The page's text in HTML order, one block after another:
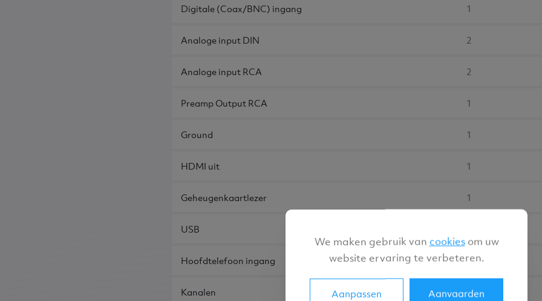
Digitale (Coax/BNC) ingang 1
Analoge input DIN 2
Analoge input RCA 2
Preamp Output RCA 1
Ground 1
HDMI uit 1
Geheugenkaartlezer 1
USB
Hoofdtelefoon ingang 1
Kanalen 2
We maken gebruik van cookiesom uw
website ervaring te verbeteren.
Aanpassen Aanvaarden